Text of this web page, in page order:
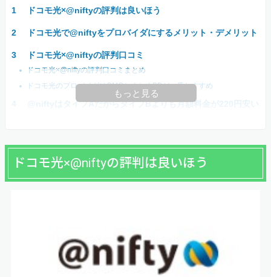
ドコモ光×@niftyの評判は良いほう
ドコモ光で@niftyをプロバイダにするメリット・デメリット
ドコモ光×@niftyの評判口コミ
ドコモ光×@niftyの評判口コミまとめ
ドコモ光のプロバイダはGMOとくとくBBが一番おすすめ
@niftyはタイプAだからタイプBよりも月額料金が220円安い
もっと見る
ドコモ光×@niftyの評判は良いほう